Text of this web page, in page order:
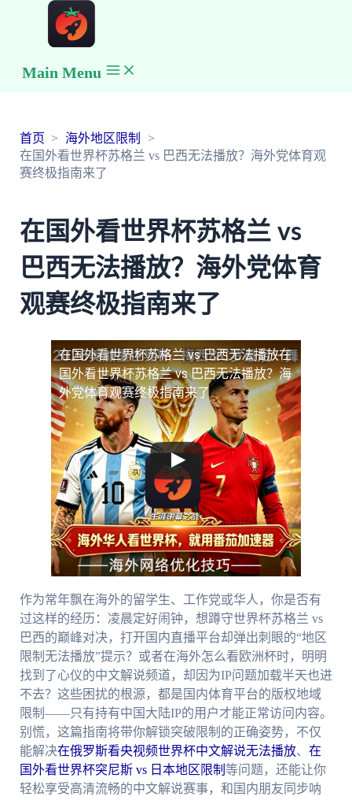
Main Menu
首页
海外地区限制
在国外看世界杯苏格兰 vs 巴西无法播放？海外党体育观
赛终极指南来了
在国外看世界杯苏格兰 vs
巴西无法播放？海外党体育
观赛终极指南来了
在国外看世界杯苏格兰 vs 巴西无法播放在
国外看世界杯苏格兰 vs 巴西无法播放？海
外党体育观赛终极指南来了
作为常年飘在海外的留学生、工作党或华人，你是否有
过这样的经历：凌晨定好闹钟，想蹲守世界杯苏格兰 vs
巴西的巅峰对决，打开国内直播平台却弹出刺眼的“地区
限制无法播放”提示？或者在海外怎么看欧洲杯时，明明
找到了心仪的中文解说频道，却因为IP问题加载半天也进
不去？这些困扰的根源，都是国内体育平台的版权地域
限制——只有持有中国大陆IP的用户才能正常访问内容。
别慌，这篇指南将带你解锁突破限制的正确姿势，不仅
能解决在俄罗斯看央视频世界杯中文解说无法播放、 在
国外看世界杯突尼斯 vs 日本地区限制 等问题，还能让你
轻松享受高清流畅的中文解说赛事，和国内朋友同步呐